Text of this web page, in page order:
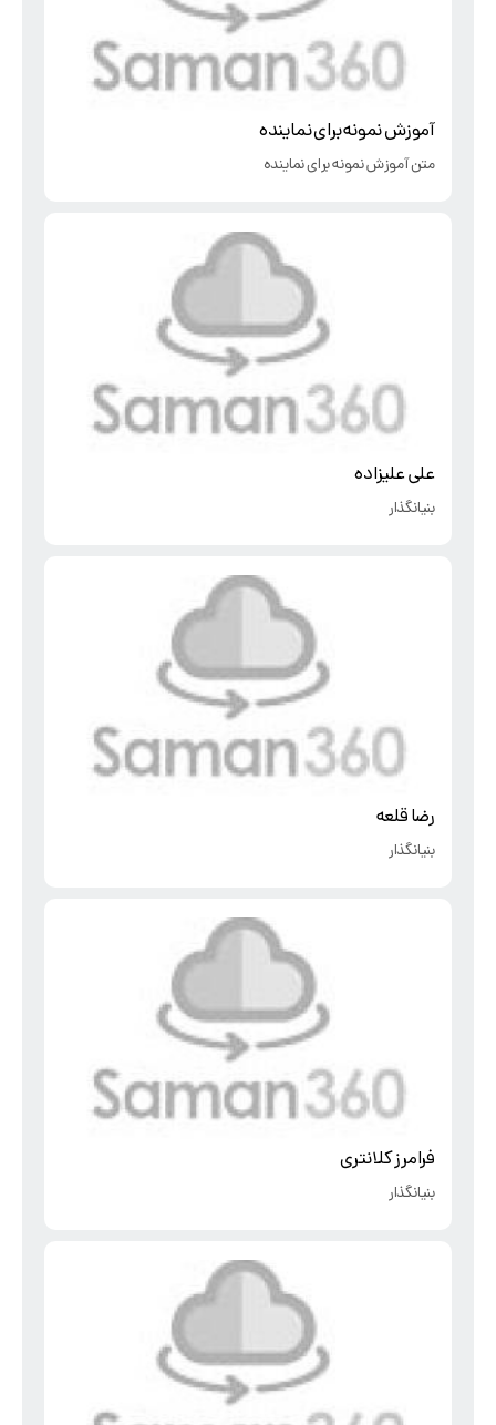
آموزش نمونه برای نماینده
متن آموزش نمونه برای نماینده
علی علیزاده
بنیانگذار
رضا قلعه
بنیانگذار
فرامرز کلانتری
بنیانگذار